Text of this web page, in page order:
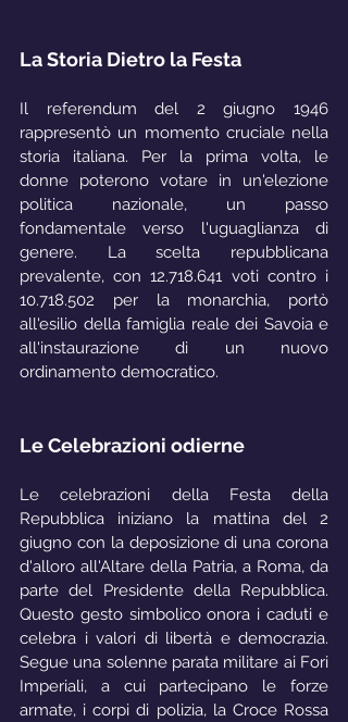
La Storia Dietro la Festa
Il referendum del 2 giugno 1946
rappresentò un momento cruciale nella
storia italiana. Per la prima volta, le
donne poterono votare in un'elezione
politica nazionale, un passo
fondamentale verso l'uguaglianza di
genere. La scelta repubblicana
prevalente, con 12.718.641 voti contro i
10.718.502 per la monarchia, portò
all'esilio della famiglia reale dei Savoia e
all'instaurazione di un nuovo
ordinamento democratico.
Le Celebrazioni odierne
Le celebrazioni della Festa della
Repubblica iniziano la mattina del 2
giugno con la deposizione di una corona
d'alloro all'Altare della Patria, a Roma, da
parte del Presidente della Repubblica.
Questo gesto simbolico onora i caduti e
celebra i valori di libertà e democrazia.
Segue una solenne parata militare ai Fori
Imperiali, a cui partecipano le forze
armate, i corpi di polizia, la Croce Rossa